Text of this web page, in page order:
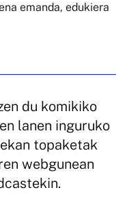
emanda, edukiera
du komikiko
lanen inguruko
topaketak
webgunean